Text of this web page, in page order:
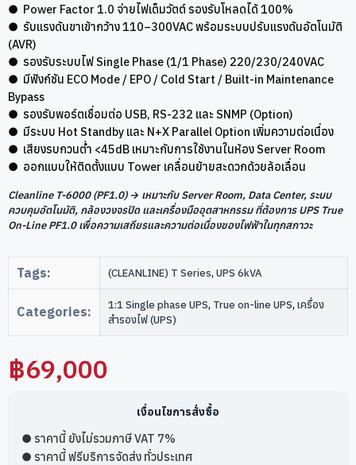
● Power Factor 1.0 จ่ายไฟเต็มวัตต์ รองรับโหลดได้ 100%
● รับแรงดันขาเข้ากว้าง 110–300VAC พร้อมระบบปรับแรงดันอัตโนมัติ
(AVR)
● รองรับระบบไฟ Single Phase (1/1 Phase) 220/230/240VAC
● มีฟังก์ชัน ECO Mode / EPO / Cold Start / Built-in Maintenance
Bypass
● รองรับพอร์ตเชื่อมต่อ USB, RS-232 และ SNMP (Option)
● มีระบบ Hot Standby และ N+X Parallel Option เพิ่มความต่อเนื่อง
● เสียงรบกวนต่ำ <45dB เหมาะกับการใช้งานในห้อง Server Room
● ออกแบบให้ติดตั้งแบบ Tower เคลื่อนย้ายสะดวกด้วยล้อเลื่อน
Cleanline T-6000 (PF1.0) → เหมาะกับ Server Room, Data Center, ระบบ
ควบคุมอัตโนมัติ, กล้องวงจรปิด และเครื่องมืออุตสาหกรรม ที่ต้องการ UPS True
On-Line PF1.0 เพื่อความเสถียรและความต่อเนื่องของไฟฟ้าในทุกสภาวะ
Tags: (CLEANLINE) T Series,UPS 6kVA
Categories: 1:1 Single phase UPS, True on-line UPS, เครื่อง
สำรองไฟ (UPS)
฿69,000
เงื่อนไขการสั่งซื้อ
● ราคานี้ ยังไม่รวมภาษี VAT 7%
● ราคานี้ ฟรีบริการจัดส่ง ทั่วประเทศ